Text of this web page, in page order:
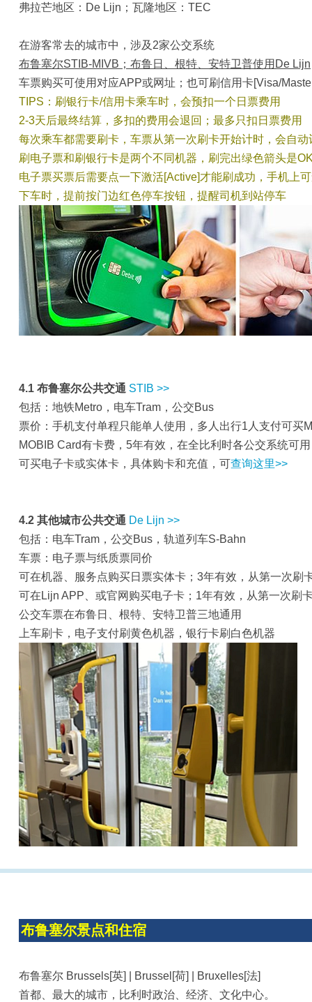
弗拉芒地区：De Lijn；瓦隆地区：TEC
在游客常去的城市中，涉及2家公交系统
布鲁塞尔STIB-MIVB；布鲁日、根特、安特卫普使用De Lijn
车票购买可使用对应APP或网址；也可刷信用卡[Visa/
TIPS：刷银行卡/信用卡乘车时，会预扣一个日票费用
2-3天后最终结算，多扣的费用会退回；最多只扣日票费用
每次乘车都需要刷卡，车票从第一次刷卡开始计时，会自动
刷电子票和刷银行卡是两个不同机器，刷完出绿色箭头是
电子票买票后需要点一下激活[Active]才能刷成功，手机上
下车时，提前按门边红色停车按钮，提醒司机到站停车
4.1 布鲁塞尔公共交通 STIB >>
包括：地铁Metro，电车Tram，公交Bus
票价：手机支付单程只能单人使用，多人出行1人支付可买
MOBIB Card有卡费，5年有效，在全比利时各公交系统可
可买电子卡或实体卡，具体购卡和充值，可查询这里>>
4.2 其他城市公共交通 De Lijn >>
包括：电车Tram，公交Bus，轨道列车S-Bahn
车票：电子票与纸质票同价
可在机器、服务点购买日票实体卡；3年有效，从第一次刷
可在Lijn APP、或官网购买电子卡；1年有效，从第一次刷
公交车票在布鲁日、根特、安特卫普三地通用
上车刷卡，电子支付刷黄色机器，银行卡刷白色机器
布鲁塞尔景点和住宿
布鲁塞尔 Brussels[英] | Brussel[荷] | Bruxelles[法]
首都、最大的城市，比利时政治、经济、文化中心。